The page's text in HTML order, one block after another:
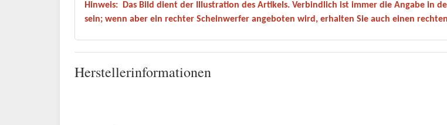
Hinweis: Das Bild dient der Illustration des Artikels. Verbindlich ist immer die Angabe in
sein; wenn aber ein rechter Scheinwerfer angeboten wird, erhalten Sie auch einen
Herstellerinformationen